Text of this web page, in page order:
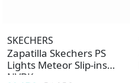
SKECHERS
Zapatilla Skechers PS
Lights Meteor Slip-ins
NVBK